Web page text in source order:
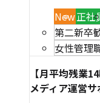
New正社
第二新卒
女性管理
【月平均残業
メディア運営サ